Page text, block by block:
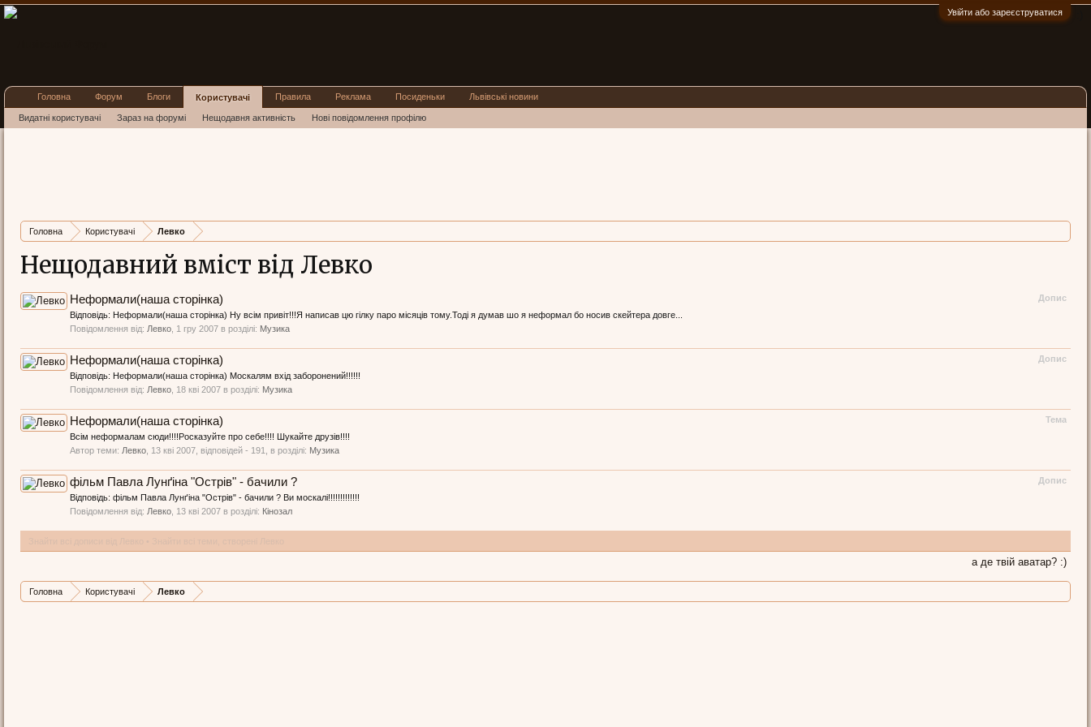
Увійти або зареєструватися
Головна Користувачі Левко
Нещодавний вміст від Левко
Допис
Неформали(наша сторінка)
Відповідь: Неформали(наша сторінка) Ну всім привіт!!!Я написав цю гілку паро місяців тому.Тоді я думав шо я неформал бо носив скейтера довге...
Повідомлення від: Левко 1 гру 2007 в розділі: Музика
Допис
Неформали(наша сторінка)
Відповідь: Неформали(наша сторінка) Москалям вхід заборонений!!!!!!
Повідомлення від: Левко 18 кві 2007 в розділі: Музика
Тема
Неформали(наша сторінка)
Всім неформалам сюди!!!!Росказуйте про себе!!!! Шукайте друзів!!!!
Автор теми: Левко 13 кві 2007 , відповідей - 191, в розділі: Музика
Допис
фільм Павла Лунґіна "Острів" - бачили ?
Відповідь: фільм Павла Лунґіна "Острів" - бачили ? Ви москалі!!!!!!!!!!!!!
Повідомлення від: Левко 13 кві 2007 в розділі: Кінозал
а де твій аватар? :)
Головна Користувачі Левко
Головна Форум Блоги Користувачі
Видатні користувачі Зараз на форумі Нещодавня активність Нові повідомлення профілю
Правила Реклама Посиденьки Львівські новини